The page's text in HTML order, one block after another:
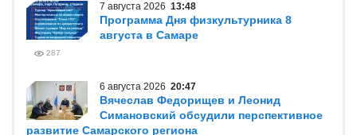
7 августа 2026 13:48
Программа Дня физкультурника 8
августа в Самаре
287
6 августа 2026 20:47
Вячеслав Федорищев и Леонид
Симановский обсудили перспективное
развитие Самарского региона